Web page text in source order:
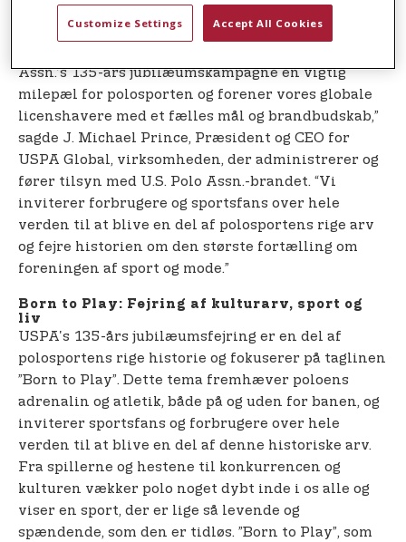
Assn.’s 135-års jubilæumskampagne en vigtig
milepæl for polosporten og forener vores globale
licenshavere med et fælles mål og brandbudskab,”
sagde J. Michael Prince, Præsident og CEO for
USPA Global, virksomheden, der administrerer og
fører tilsyn med U.S. Polo Assn.-brandet. “Vi
inviterer forbrugere og sportsfans over hele
verden til at blive en del af polosportens rige arv
og fejre historien om den største fortælling om
foreningen af sport og mode.”
Born to Play: Fejring af kulturarv, sport og
liv
USPA's 135-års jubilæumsfejring er en del af
polosportens rige historie og fokuserer på taglinen
”Born to Play”. Dette tema fremhæver poloens
adrenalin og atletik, både på og uden for banen, og
inviterer sportsfans og forbrugere over hele
verden til at blive en del af denne historiske arv.
Fra spillerne og hestene til konkurrencen og
kulturen vækker polo noget dybt inde i os alle og
viser en sport, der er lige så levende og
spændende, som den er tidløs. ”Born to Play”, som
Customize Settings Accept All Cookies